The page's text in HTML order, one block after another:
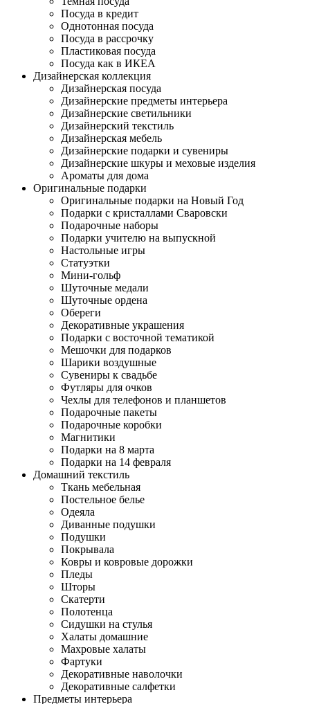
Посуда в кредит
Однотонная посуда
Посуда в рассрочку
Пластиковая посуда
Посуда как в ИКЕА
Дизайнерская коллекция
Дизайнерская посуда
Дизайнерские предметы интерьера
Дизайнерские светильники
Дизайнерский текстиль
Дизайнерская мебель
Дизайнерские подарки и сувениры
Дизайнерские шкуры и меховые изделия
Ароматы для дома
Оригинальные подарки
Оригинальные подарки на Новый Год
Подарки с кристаллами Сваровски
Подарочные наборы
Подарки учителю на выпускной
Настольные игры
Статуэтки
Мини-гольф
Шуточные медали
Шуточные ордена
Обереги
Декоративные украшения
Подарки с восточной тематикой
Мешочки для подарков
Шарики воздушные
Сувениры к свадьбе
Футляры для очков
Чехлы для телефонов и планшетов
Подарочные пакеты
Подарочные коробки
Магнитики
Подарки на 8 марта
Подарки на 14 февраля
Домашний текстиль
Ткань мебельная
Постельное белье
Одеяла
Диванные подушки
Подушки
Покрывала
Ковры и ковровые дорожки
Пледы
Шторы
Скатерти
Полотенца
Сидушки на стулья
Халаты домашние
Махровые халаты
Фартуки
Декоративные наволочки
Декоративные салфетки
Предметы интерьера